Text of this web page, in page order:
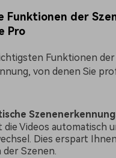
Funktionen der
Pro
Funktionen der
von denen Sie
die Videos automatisch
Dies erspart
Szenen.